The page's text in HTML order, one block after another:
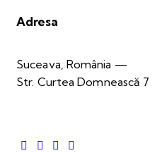
Adresa
Suceava, România —
Str. Curtea Domnească 7